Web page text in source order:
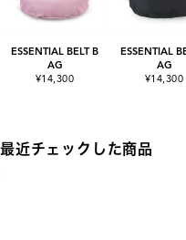
ESSENTIAL BELT B
AG
¥14,300
ESSENTIAL
AG
¥14,300
最近チェックした商品